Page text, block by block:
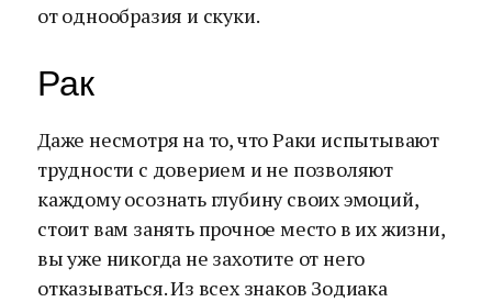
от однообразия и скуки.
Рак
Даже несмотря на то, что Раки испытывают
трудности с доверием и не позволяют
каждому осознать глубину своих эмоций,
стоит вам занять прочное место в их жизни,
вы уже никогда не захотите от него
отказываться. Из всех знаков Зодиака